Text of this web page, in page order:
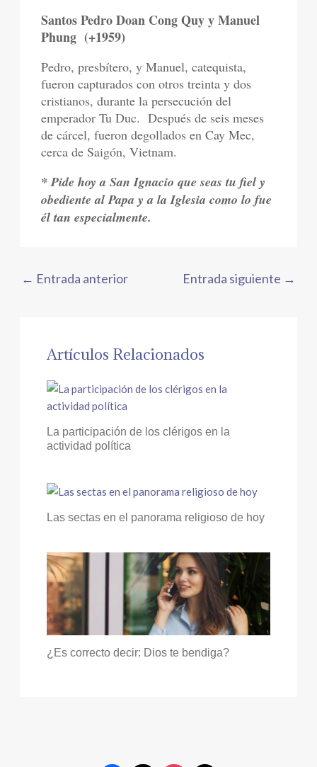
Santos Pedro Doan Cong Quy y Manuel
Phung (+1959)
Pedro, presbítero, y Manuel, catequista,
fueron capturados con otros treinta y dos
cristianos, durante la persecución del
emperador Tu Duc. Después de seis meses
de cárcel, fueron degollados en Cay Mec,
cerca de Saigón, Vietnam.
* Pide hoy a San Ignacio que seas tu fiel y
obediente al Papa y a la Iglesia como lo fue
él tan especialmente.
← Entrada anterior Entrada siguiente →
Artículos Relacionados
La participación de los clérigos en la
actividad política
Las sectas en el panorama religioso de hoy
¿Es correcto decir: Dios te bendiga?